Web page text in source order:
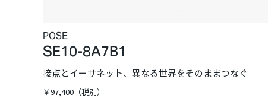
POSE
SE10-8A7B1
接点とイーサネット、異なる世界をそのままつなぐ
￥97,400（税別）